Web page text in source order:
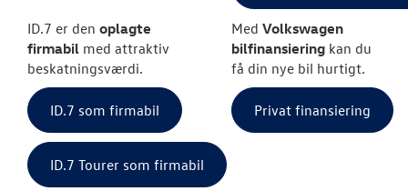
ID.7 er den oplagte
firmabil med attraktiv
beskatningsværdi.
ID.7 som firmabil
ID.7 Tourer som firmabil
Med Volkswagen
bilfinansiering kan du
få din nye bil hurtigt.
Privat finansiering